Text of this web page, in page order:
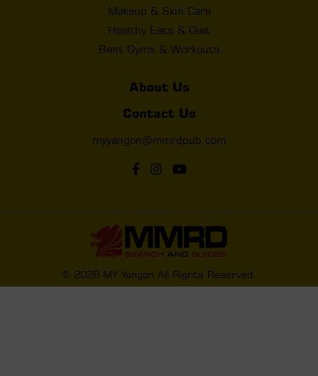
Makeup & Skin Care
Healthy Eats & Diet
Best Gyms & Workouts
About Us
Contact Us
myyangon@mmrdpub.com
© 2026 MY Yangon All Rights Reserved.